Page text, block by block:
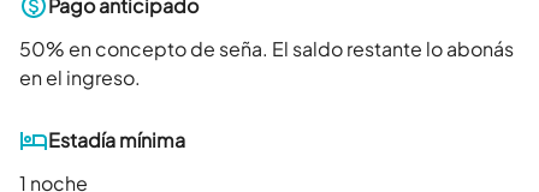
Pago anticipado
50% en concepto de seña. El saldo restante lo abonás
en el ingreso.
Estadía mínima
1 noche